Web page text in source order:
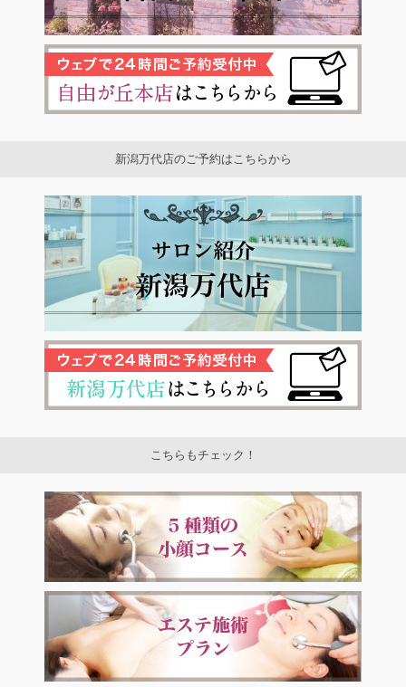
新潟万代店のご予約はこちらから
こちらもチェック！